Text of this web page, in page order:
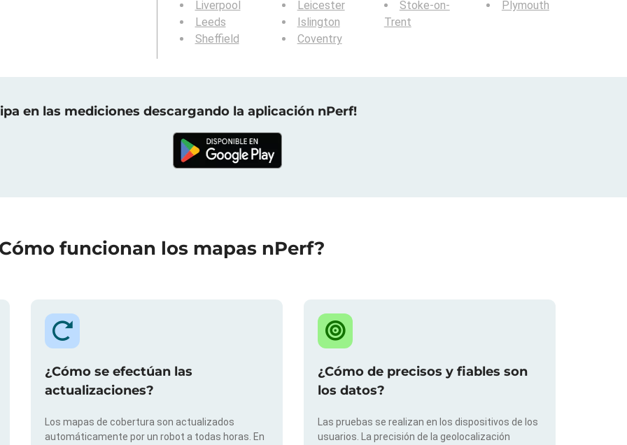
Liverpool
Leeds
Sheffield
Leicester
Islington
Coventry
Stoke-on-
Trent
Plymouth
en las mediciones descargando la aplicación nPerf!
funcionan los mapas nPerf?
¿Cómo se efectúan las
actualizaciones?
Los mapas de cobertura son actualizados
automáticamente por un robot a todas horas. En
¿Cómo de precisos y fiables son
los datos?
Las pruebas se realizan en los dispositivos de los
usuarios. La precisión de la geolocalización